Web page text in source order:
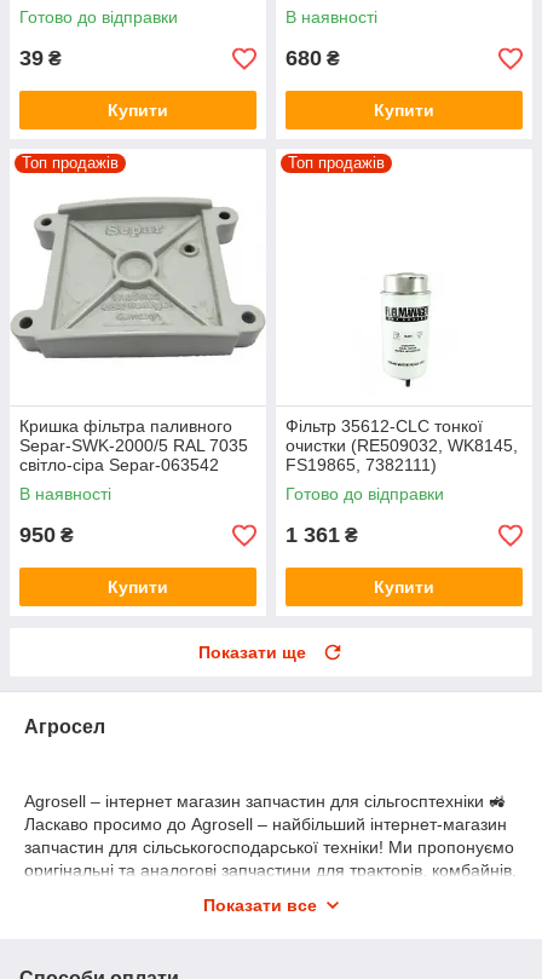
Готово до відправки
39 ₴
Купити
В наявності
680 ₴
Купити
Топ продажів
Кришка фільтра паливного
Separ-SWK-2000/5 RAL 7035
світло-сіра Separ-063542
В наявності
950 ₴
Купити
Топ продажів
Фільтр 35612-CLC тонкої
очистки (RE509032, WK8145,
FS19865, 7382111)
Готово до відправки
1 361 ₴
Купити
Показати ще
Агросел
Agrosell – інтернет магазин запчастин для сільгосптехніки 🚜
Ласкаво просимо до Agrosell – найбільший інтернет-магазин
запчастин для сільськогосподарської техніки! Ми пропонуємо
оригінальні та аналогові запчастини для тракторів, комбайнів,
та іншої сільгосптехніки провідних світових виробників. Наш
Показати все